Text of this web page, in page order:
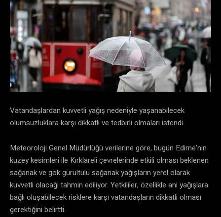
Vatandaşlardan kuvvetli yağış nedeniyle yaşanabilecek
olumsuzluklara karşı dikkatli ve tedbirli olmaları istendi.
Meteoroloji Genel Müdürlüğü verilerine göre, bugün Edirne’nin
kuzey kesimleri ile Kırklareli çevrelerinde etkili olması beklenen
sağanak ve gök gürültülü sağanak yağışların yerel olarak
kuvvetli olacağı tahmin ediliyor. Yetkililer, özellikle ani yağışlara
bağlı oluşabilecek risklere karşı vatandaşların dikkatli olması
gerektiğini belirtti.